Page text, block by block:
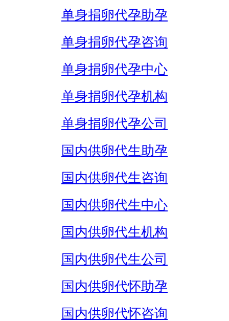
单身捐卵代孕助孕
单身捐卵代孕咨询
单身捐卵代孕中心
单身捐卵代孕机构
单身捐卵代孕公司
国内供卵代生助孕
国内供卵代生咨询
国内供卵代生中心
国内供卵代生机构
国内供卵代生公司
国内供卵代怀助孕
国内供卵代怀咨询